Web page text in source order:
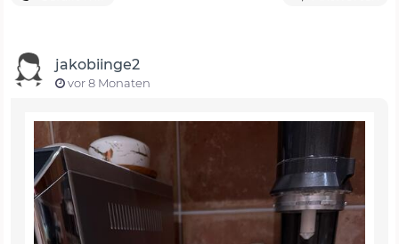
jakobiinge2
vor 8 Monaten